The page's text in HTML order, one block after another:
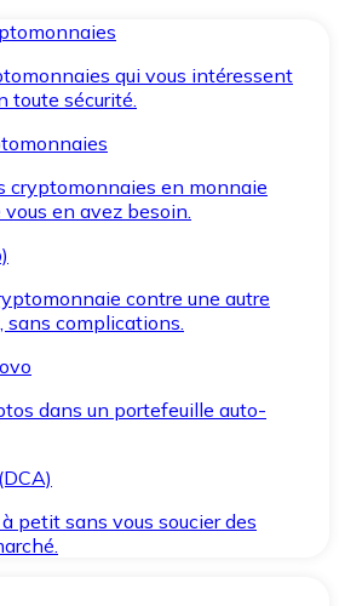
qui vous intéressent
toute sécurité.
cryptomonnaies en monnaie
en avez besoin.
contre une autre
complications.
dans un portefeuille auto-
petit sans vous soucier des